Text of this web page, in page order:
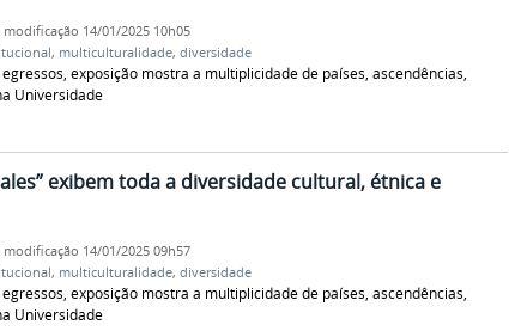
14/01/2025 10h05
, multiculturalidade, diversidade
exposição mostra a multiplicidade de países, ascendências,
Universidade
exibem toda a diversidade cultural, étnica e
14/01/2025 09h57
, multiculturalidade, diversidade
exposição mostra a multiplicidade de países, ascendências,
Universidade